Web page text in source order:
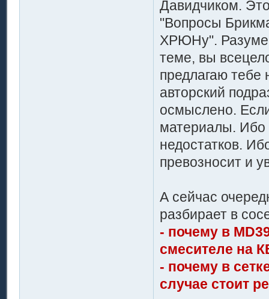
Давидчиком.
"Вопросы
ХРЮНу".
теме, вы
предлагаю тебе
авторский
осмыслено.
материалы.
недостатков.
превозносит и
А сейчас
разбирает в
- почему в
смесителе на
- почему в
случае стоит